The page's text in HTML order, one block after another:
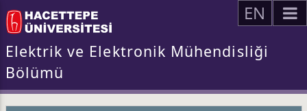
EN
Elektrik ve Elektronik Mühendisliği
Bölümü